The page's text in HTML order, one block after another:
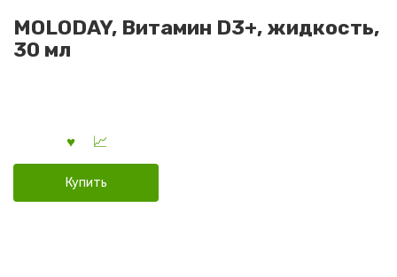
MOLODAY, Витамин D3+, жидкость,
30 мл
Купить